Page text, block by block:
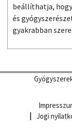
beállíthatja, hogy
és
gyakrabban
Jogi